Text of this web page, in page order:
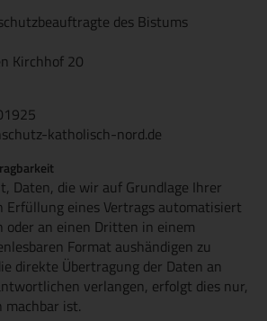
des Bistums
Kirchhof 20
katholisch-nord.de
Daten, die wir auf Grundlage Ihrer
Erfüllung eines Vertrags automatisiert
oder an einen Dritten in einem
Format aushändigen zu
direkte Übertragung der Daten an
verlangen, erfolgt dies nur,
machbar ist.